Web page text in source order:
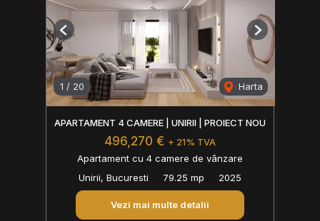
1 / 20 Harta
Previous Next
APARTAMENT 4 CAMERE | UNIRII | PROIECT NOU
496,270 € + 21% TVA
Apartament cu 4 camere de vânzare
Unirii, Bucuresti
79.25 mp 2025
Vezi mai multe detalii